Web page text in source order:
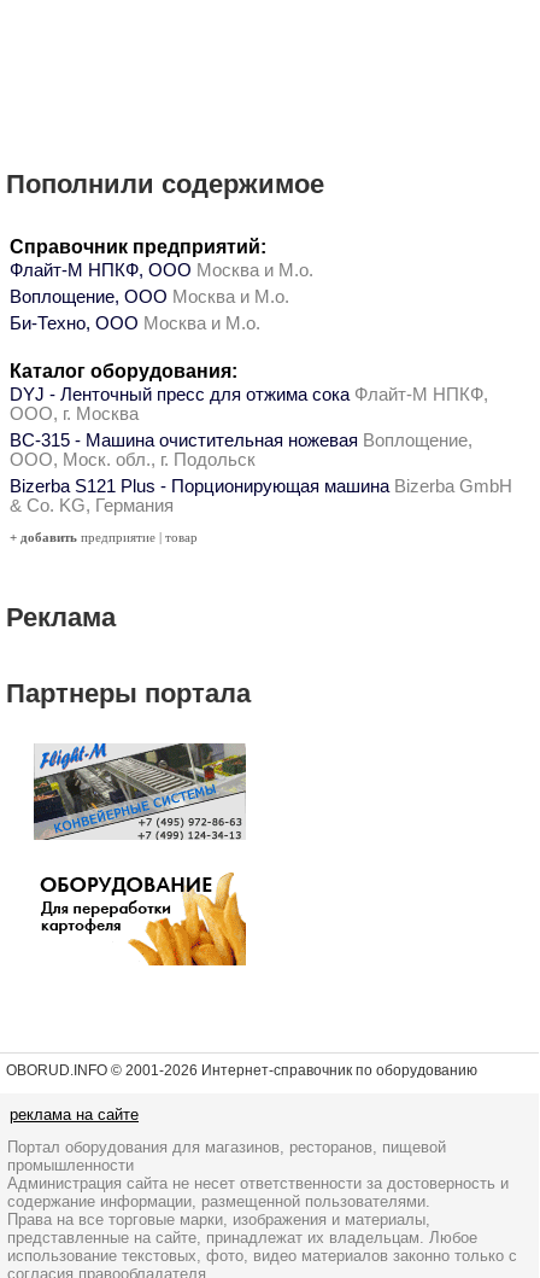
Пополнили содержимое
Справочник предприятий:
Флайт-М НПКФ, ООО Москва и М.о.
Воплощение, ООО Москва и М.о.
Би-Техно, ООО Москва и М.о.
Каталог оборудования:
DYJ - Ленточный пресс для отжима сока Флайт-М НПКФ,
ООО, г. Москва
ВС-315 - Машина очистительная ножевая Воплощение,
ООО, Моск. обл., г. Подольск
Bizerba S121 Plus - Порционирующая машина Bizerba GmbH
& Co. KG, Германия
+ добавить предприятие | товар
Реклама
Партнеры портала
OBORUD.INFO © 2001-2026 Интернет-справочник по оборудованию
реклама на сайте
Портал оборудования для магазинов, ресторанов, пищевой
промышленности
Администрация сайта не несет ответственности за достоверность и
содержание информации, размещенной пользователями.
Права на все торговые марки, изображения и материалы,
представленные на сайте, принадлежат их владельцам. Любое
использование текстовых, фото, видео материалов законно только с
согласия правообладателя